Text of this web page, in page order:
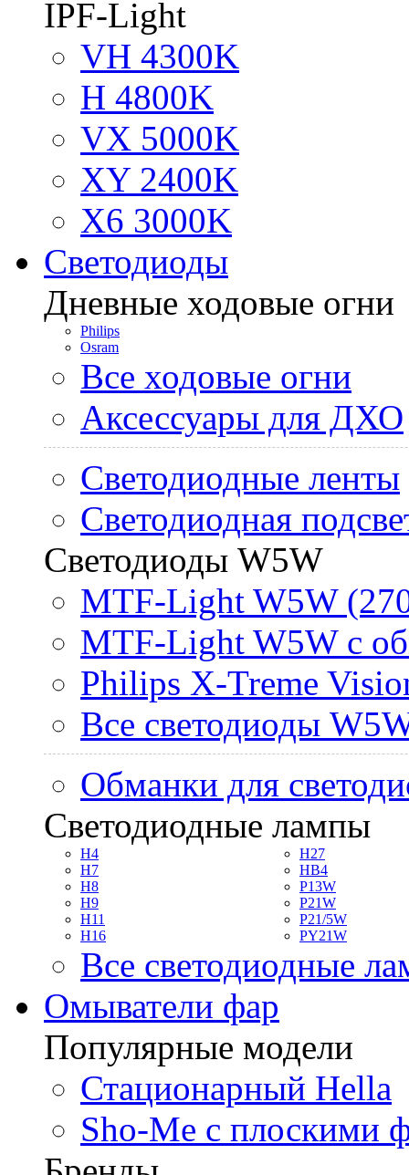
IPF-Light
VH 4300K
H 4800K
VX 5000K
XY 2400K
X6 3000K
Светодиоды
Дневные ходовые огни
Philips
Osram
Все ходовые огни
Аксессуары для ДХО
Светодиодные ленты
Светодиодная
Светодиоды W5W
MTF-Light W5W
MTF-Light W5W с
Philips X-Treme
Все светодиоды
Обманки для
Светодиодные лампы
H4
H7
H8
H9
H11
H16
H27
HB4
P13W
P21W
P21/5W
PY21W
Все светодиодные
Омыватели фар
Популярные модели
Стационарный Hella
Sho-Me с плоскими